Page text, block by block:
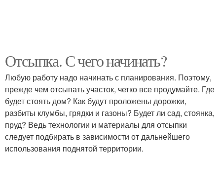
Отсыпка. С чего начинать?
Любую работу надо начинать с планирования. Поэтому,
прежде чем отсыпать участок, четко все продумайте. Где
будет стоять дом? Как будут проложены дорожки,
разбиты клумбы, грядки и газоны? Будет ли сад, стоянка,
пруд? Ведь технологии и материалы для отсыпки
следует подбирать в зависимости от дальнейшего
использования поднятой территории.